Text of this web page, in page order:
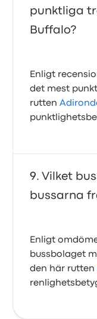
punktliga
Buffalo?
Enligt
det mest
rutten
Vilket
bussarna
Enligt
bussbolaget
den här rutten